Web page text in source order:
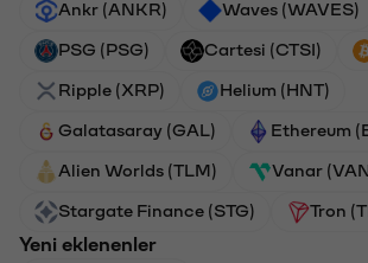
Ankr (ANKR) Waves (WAVES)
PSG (PSG) Cartesi (CTSI)
Ripple (XRP) Helium (HNT)
Galatasaray (GAL) Ethereum
Alien Worlds (TLM) Vanar
Stargate Finance (STG) Tron
Yeni eklenenler